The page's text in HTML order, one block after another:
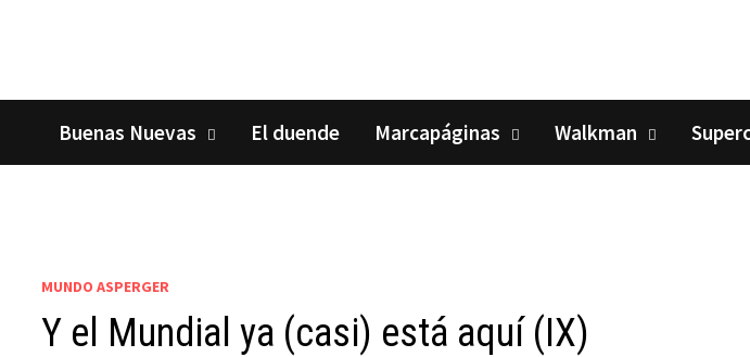
Buenas Nuevas El duende Marcapáginas Walkman
MUNDO ASPERGER
Y el Mundial ya (casi) está aquí (IX)